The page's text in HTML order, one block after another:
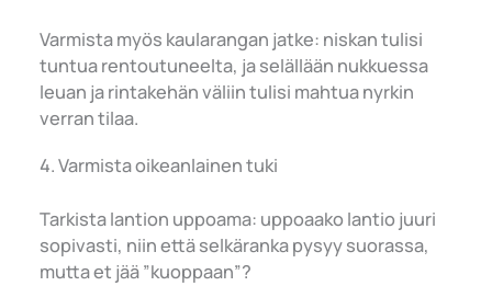
Varmista myös kaularangan jatke: niskan tulisi
tuntua rentoutuneelta, ja selällään nukkuessa
leuan ja rintakehän väliin tulisi mahtua nyrkin
verran tilaa.
4. Varmista oikeanlainen tuki
Tarkista lantion uppoama: uppoaako lantio juuri
sopivasti, niin että selkäranka pysyy suorassa,
mutta et jää ”kuoppaan”?